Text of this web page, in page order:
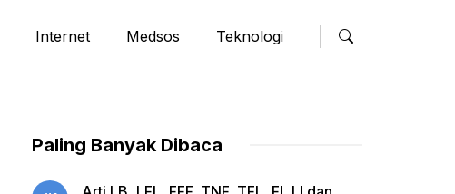
Internet Medsos Teknologi
Paling Banyak Dibaca